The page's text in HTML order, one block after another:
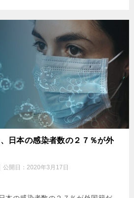
日本の感染者数の２７％が外
公開日： 2020年3月17日